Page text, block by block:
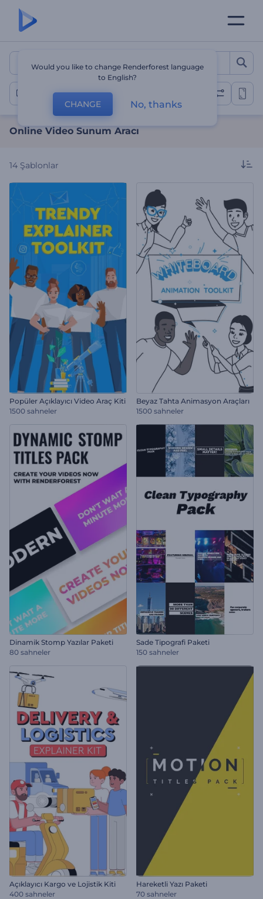
Online Video Sunum Aracı
Sunumlar
Online Video Sunum Aracı
14 Şablonlar
Popüler Açıklayıcı Video Araç Kiti
1500 sahneler
Beyaz Tahta Animasyon Araçları
1500 sahneler
Dinamik Stomp Yazılar Paketi
80 sahneler
Sade Tipografi Paketi
150 sahneler
Açıklayıcı Kargo ve Lojistik Kiti
400 sahneler
Hareketli Yazı Paketi
70 sahneler
Would you like to change Renderforest language
to English?
CHANGE No, thanks